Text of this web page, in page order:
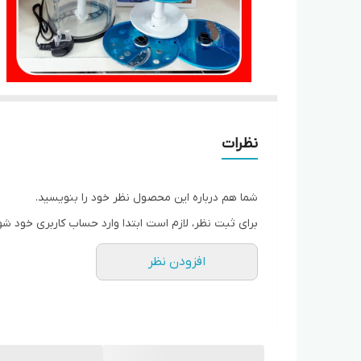
نظرات
شما هم درباره این محصول نظر خود را بنویسید.
برای ثبت نظر، لازم است ابتدا وارد حساب کاربری خود
افزودن نظر